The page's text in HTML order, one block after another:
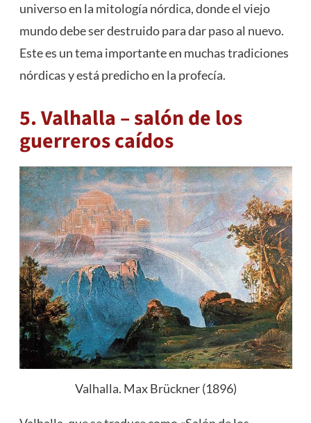
universo en la mitología nórdica, donde el viejo
mundo debe ser destruido para dar paso al nuevo.
Este es un tema importante en muchas tradiciones
nórdicas y está predicho en la profecía.
5. Valhalla – salón de los
guerreros caídos
Valhalla. Max Brückner (1896)